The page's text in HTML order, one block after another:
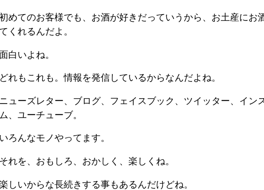
めてのお客様でも、お酒が好きだっていうから、お土産にお
てくれるんだよ。
白いよね。
どれもこれも。情報を発信しているからなんだよね。
ニューズレター、ブログ、フェイスブック、ツイッター、イン
ム、ユーチューブ。
いろんなモノやってます。
それを、おもしろ、おかしく、楽しくね。
しいからな長続きする事もあるんだけどね。